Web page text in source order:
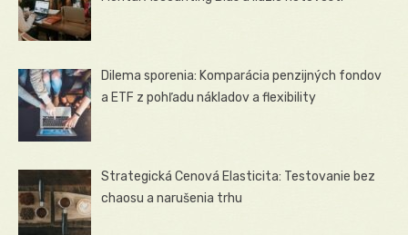
Dilema sporenia: Komparácia penzijných fondov
a ETF z pohľadu nákladov a flexibility
Strategická Cenová Elasticita: Testovanie bez
chaosu a narušenia trhu